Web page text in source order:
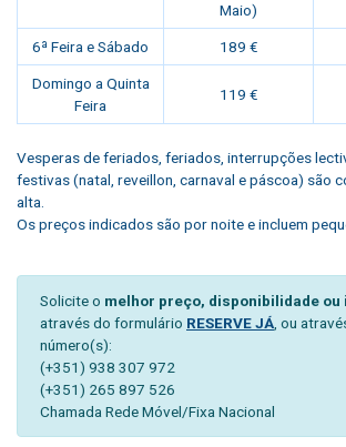
Maio)
6ª Feira e Sábado 189 €
Domingo a Quinta
Feira
119 €
Vesperas de feriados, feriados, interrupções
festivas (natal, reveillon, carnaval e páscoa) são
alta.
Os preços indicados são por noite e incluem
Solicite o melhor preço, disponibilidade ou
através do formulário RESERVE JÁ , ou
número(s):
(+351) 938 307 972
(+351) 265 897 526
Chamada Rede Móvel/Fixa Nacional